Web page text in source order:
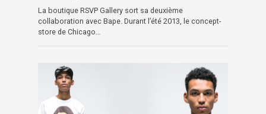
La boutique RSVP Gallery sort sa deuxième
collaboration avec Bape. Durant l’été 2013, le concept-
store de Chicago…